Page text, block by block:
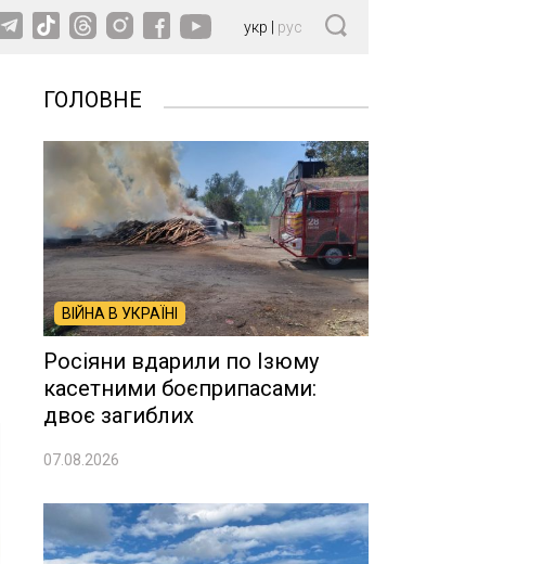
укр рус
ГОЛОВНЕ
ВІЙНА В УКРАЇНІ
Росіяни вдарили по Ізюму
касетними боєприпасами:
двоє загиблих
07.08.2026